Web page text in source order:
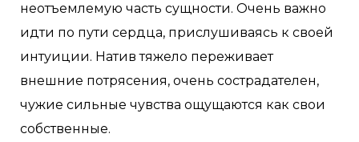
неотъемлемую часть сущности. Очень важно
идти по пути сердца, прислушиваясь к своей
интуиции. Натив тяжело переживает
внешние потрясения, очень сострадателен,
чужие сильные чувства ощущаются как свои
собственные.